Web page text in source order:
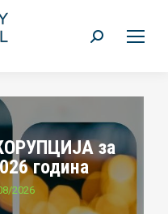
Search:
за
година
2026